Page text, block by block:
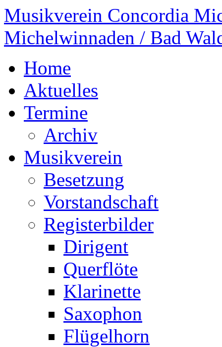
Musikverein Concordia
Michelwinnaden / Bad
Home
Aktuelles
Termine
Archiv
Musikverein
Besetzung
Vorstandschaft
Registerbilder
Dirigent
Querflöte
Klarinette
Saxophon
Flügelhorn